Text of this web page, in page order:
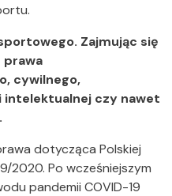
Zajmując się
prawa
cywilnego,
intelektualnej czy nawet
dotycząca Polskiej
2020. Po wcześniejszym
pandemii COVID-19